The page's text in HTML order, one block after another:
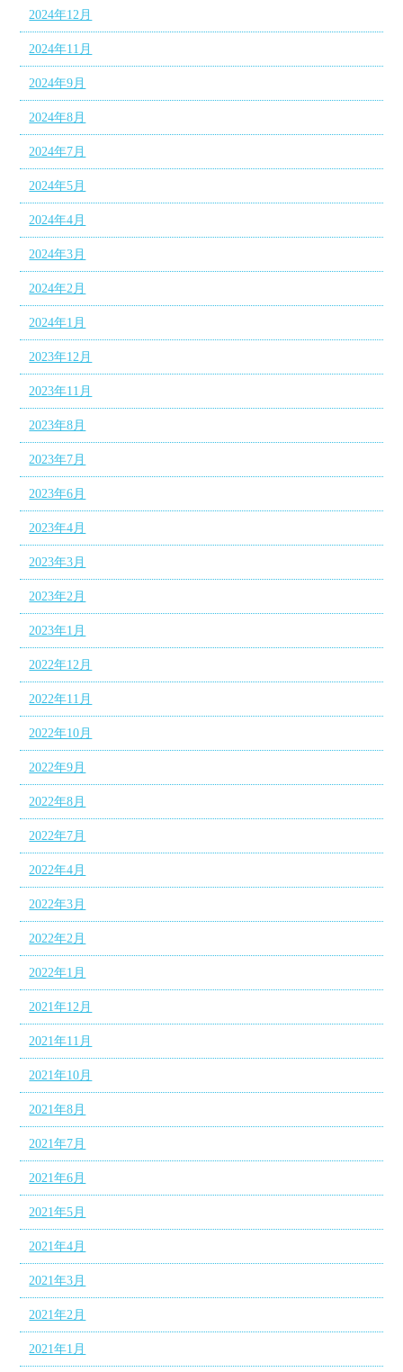
2024年12月
2024年11月
2024年9月
2024年8月
2024年7月
2024年5月
2024年4月
2024年3月
2024年2月
2024年1月
2023年12月
2023年11月
2023年8月
2023年7月
2023年6月
2023年4月
2023年3月
2023年2月
2023年1月
2022年12月
2022年11月
2022年10月
2022年9月
2022年8月
2022年7月
2022年4月
2022年3月
2022年2月
2022年1月
2021年12月
2021年11月
2021年10月
2021年8月
2021年7月
2021年6月
2021年5月
2021年4月
2021年3月
2021年2月
2021年1月